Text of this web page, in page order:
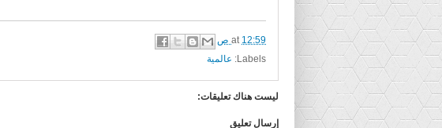
at 12:59 ص
Labels:
عالمية
ليست هناك تعليقات:
إرسال تعليق